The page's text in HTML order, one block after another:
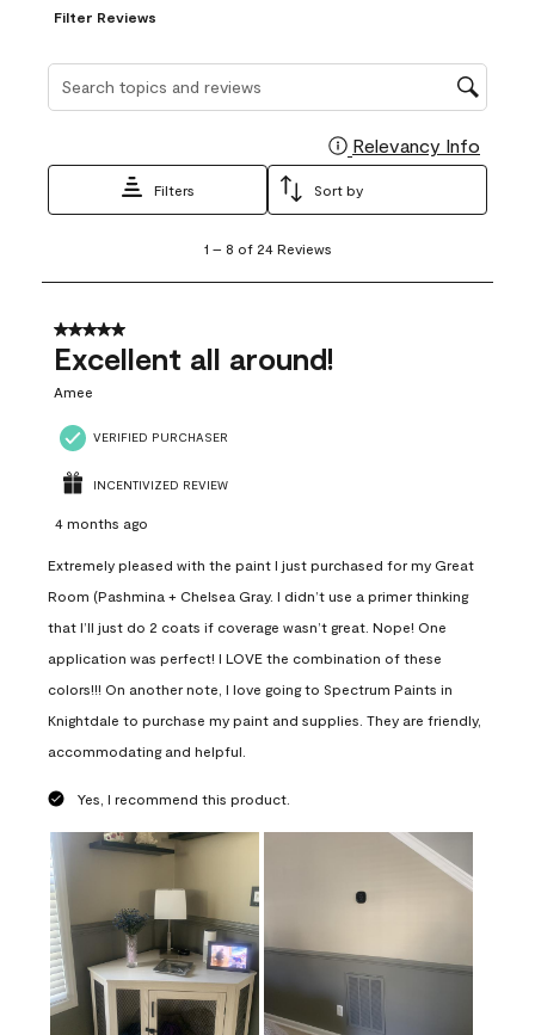
Filter Reviews
Relevancy Info
Filters Sort by
8
24
Reviews
1 – 8 of 24 Reviews
5 out of 5 stars.
Excellent all around!
Amee
VERIFIED PURCHASER
INCENTIVIZED REVIEW
4 months ago
Extremely pleased with the paint I just purchased for my Great
Room (Pashmina + Chelsea Gray. I didn’t use a primer thinking
that I’ll just do 2 coats if coverage wasn’t great. Nope! One
application was perfect! I LOVE the combination of these
colors!!! On another note, I love going to Spectrum Paints in
Knightdale to purchase my paint and supplies. They are friendly,
accommodating and helpful.
Yes, I recommend this product.